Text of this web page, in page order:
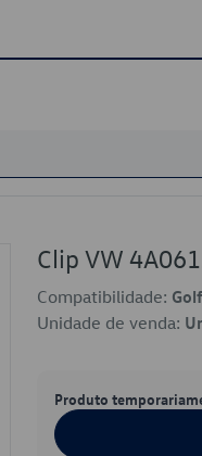
Clip VW
Compatibilidade:
Unidade de venda:
Produto